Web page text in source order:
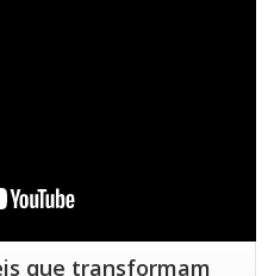
que transformam